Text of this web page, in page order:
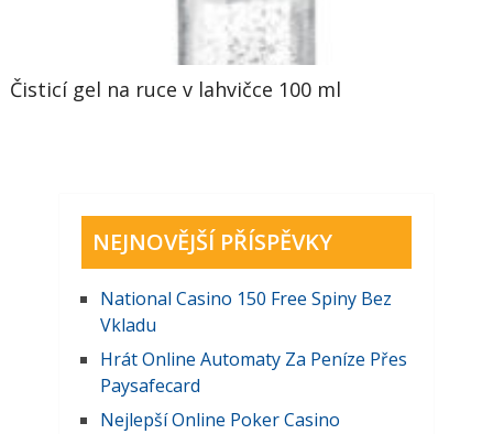
Čisticí gel na ruce v lahvičce 100 ml
NEJNOVĚJŠÍ PŘÍSPĚVKY
National Casino 150 Free Spiny Bez
Vkladu
Hrát Online Automaty Za Peníze Přes
Paysafecard
Nejlepší Online Poker Casino